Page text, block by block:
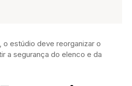
estúdio deve reorganizar o
a segurança do elenco e da